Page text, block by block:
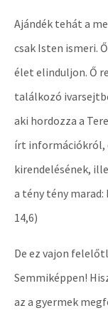
Ajándék tehát a
csak Isten ismeri.
élet elinduljon. Ő
találkozó
aki hordozza a
írt információkról,
kirendelésének,
a tény tény marad:
14,6)
De ez vajon
Semmiképpen!
az a gyermek